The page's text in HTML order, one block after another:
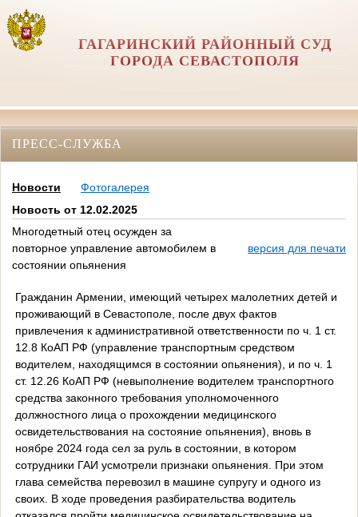
ГАГАРИНСКИЙ РАЙОННЫЙ СУД
ГОРОДА СЕВАСТОПОЛЯ
ПРЕСС-СЛУЖБА
Новости
Фотогалерея
Новость от 12.02.2025
Многодетный отец осужден за
повторное управление автомобилем в
состоянии опьянения
версия для печати
Гражданин Армении, имеющий четырех малолетних детей и
проживающий в Севастополе, после двух фактов
привлечения к административной ответственности по ч. 1 ст.
12.8 КоАП РФ (управление транспортным средством
водителем, находящимся в состоянии опьянения), и по ч. 1
ст. 12.26 КоАП РФ (невыполнение водителем транспортного
средства законного требования уполномоченного
должностного лица о прохождении медицинского
освидетельствования на состояние опьянения), вновь в
ноябре 2024 года сел за руль в состоянии, в котором
сотрудники ГАИ усмотрели признаки опьянения. При этом
глава семейства перевозил в машине супругу и одного из
своих. В ходе проведения разбирательства водитель